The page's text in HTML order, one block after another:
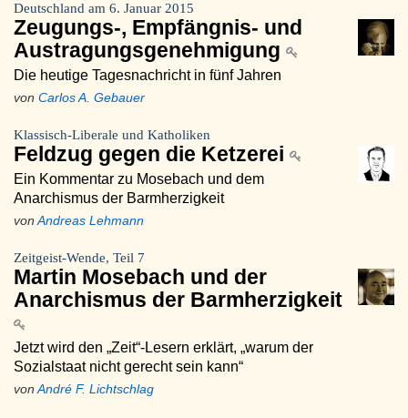
Deutschland am 6. Januar 2015
Zeugungs-, Empfängnis- und
Austragungsgenehmigung
Die heutige Tagesnachricht in fünf Jahren
von Carlos A. Gebauer
Klassisch-Liberale und Katholiken
Feldzug gegen die Ketzerei
Ein Kommentar zu Mosebach und dem
Anarchismus der Barmherzigkeit
von Andreas Lehmann
Zeitgeist-Wende, Teil 7
Martin Mosebach und der
Anarchismus der Barmherzigkeit
Jetzt wird den „Zeit“-Lesern erklärt, „warum der
Sozialstaat nicht gerecht sein kann“
von André F. Lichtschlag